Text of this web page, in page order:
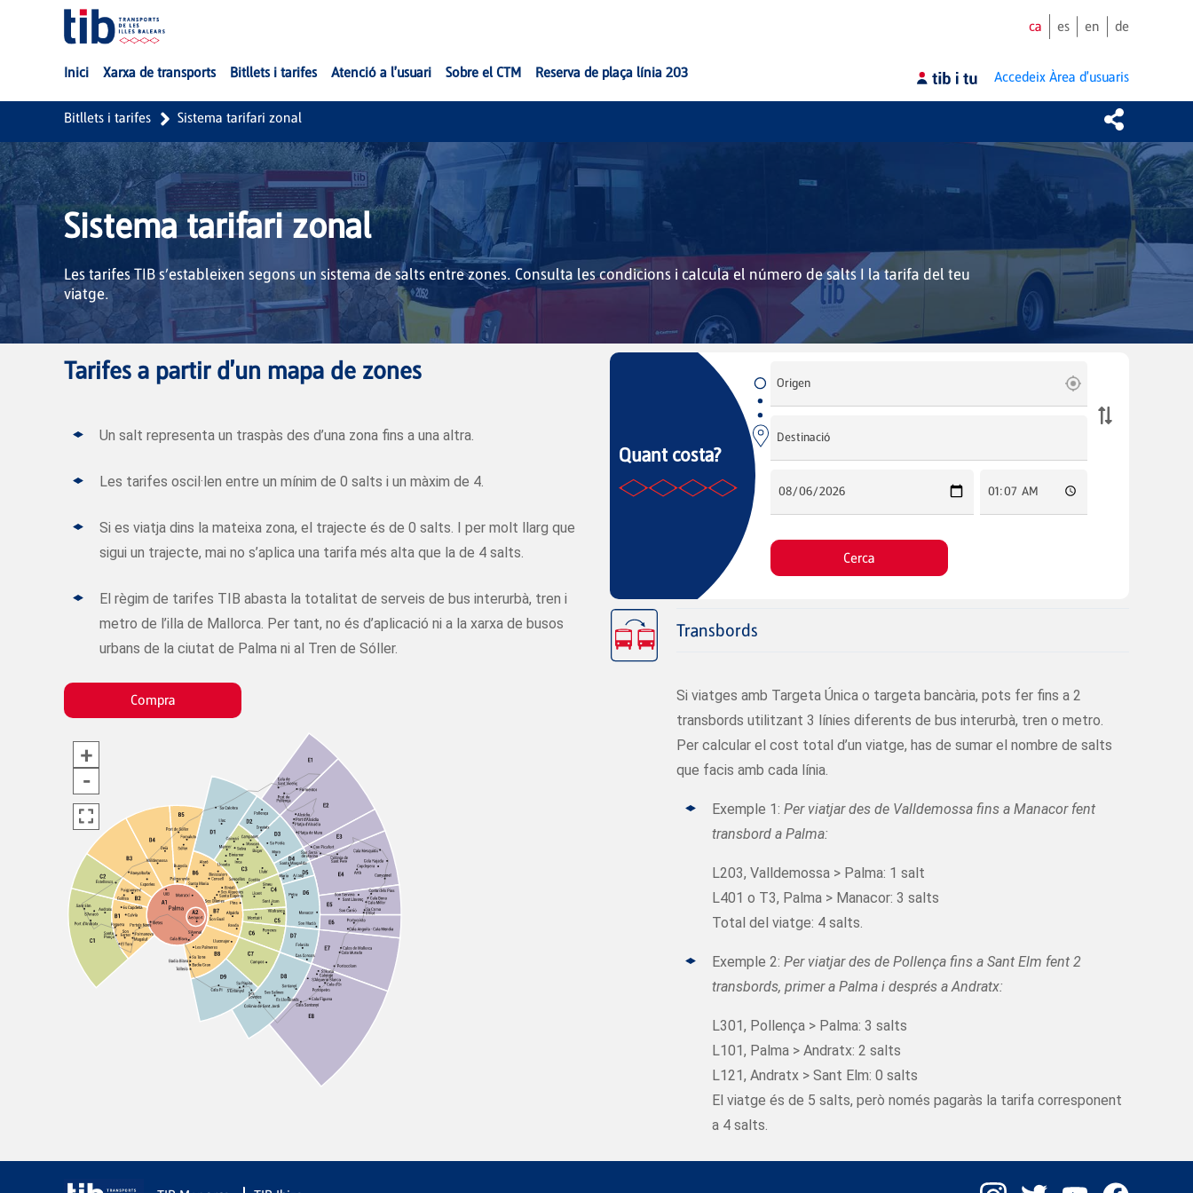
Salta al contingut principal
ca es en de
Inici Xarxa de transports Bitllets i tarifes Atenció a l'usuari Sobre el CTM Reserva de plaça línia 203 Accedeix Àrea d'usuaris
Bitllets i tarifes Sistema tarifari zonal
Sistema tarifari zonal
Les tarifes TIB s’estableixen segons un sistema de salts entre zones. Consulta les condicions i calcula el número de salts I la tarifa del teu
viatge.
Tarifes a partir d'un mapa de zones
Un salt representa un traspàs des d’una zona fins a una altra.
Les tarifes oscil·len entre un mínim de 0 salts i un màxim de 4.
Si es viatja dins la mateixa zona, el trajecte és de 0 salts. I per molt llarg que
sigui un trajecte, mai no s’aplica una tarifa més alta que la de 4 salts.
El règim de tarifes TIB abasta la totalitat de serveis de bus interurbà, tren i
metro de l’illa de Mallorca. Per tant, no és d’aplicació ni a la xarxa de busos
urbans de la ciutat de Palma ni al Tren de Sóller.
Compra
+
-
Transbords
Si viatges amb Targeta Única o targeta bancària, pots fer fins a 2
transbords utilitzant 3 línies diferents de bus interurbà, tren o metro.
Per calcular el cost total d’un viatge, has de sumar el nombre de salts
que facis amb cada línia.
Exemple 1: Per viatjar des de Valldemossa fins a Manacor fent
transbord a Palma:
L203, Valldemossa > Palma: 1 salt
L401 o T3, Palma > Manacor: 3 salts
Total del viatge: 4 salts.
Exemple 2: Per viatjar des de Pollença fins a Sant Elm fent 2
transbords, primer a Palma i després a Andratx:
L301, Pollença > Palma: 3 salts
L101, Palma > Andratx: 2 salts
L121, Andratx > Sant Elm: 0 salts
El viatge és de 5 salts, però només pagaràs la tarifa corresponent
a 4 salts.